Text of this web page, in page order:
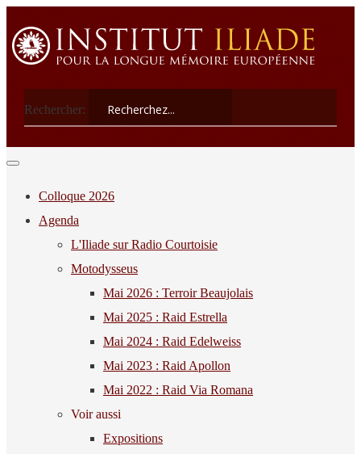
Rechercher:
Colloque 2026
Agenda
L'Iliade sur Radio Courtoisie
Motodysseus
Mai 2026 : Terroir Beaujolais
Mai 2025 : Raid Estrella
Mai 2024 : Raid Edelweiss
Mai 2023 : Raid Apollon
Mai 2022 : Raid Via Romana
Voir aussi
Expositions